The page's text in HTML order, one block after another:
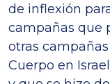
de inflexión
campañas que
otras
Cuerpo en